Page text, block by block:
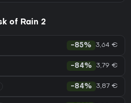
of Rain 2
-85% 3,64 €
-84% 3,79 €
-84% 3,87 €